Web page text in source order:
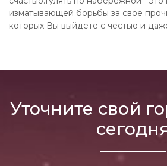
изматывающей борьбы за свое
которых Вы выйдете с честью и
Уточните свой